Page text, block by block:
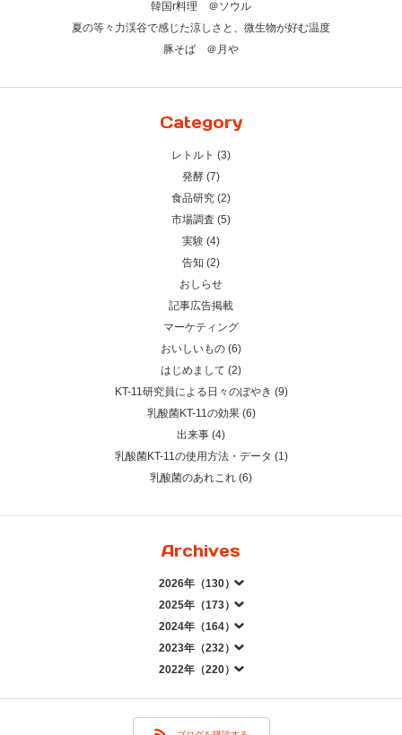
韓国r料理 ＠ソウル
夏の等々力渓谷で感じた涼しさと、微生物が好む温度
豚そば ＠月や
Category
レトルト (3)
発酵 (7)
食品研究 (2)
市場調査 (5)
実験 (4)
告知 (2)
おしらせ
記事広告掲載
マーケティング
おいしいもの (6)
はじめまして (2)
KT-11研究員による日々のぼやき (9)
乳酸菌KT-11の効果 (6)
出来事 (4)
乳酸菌KT-11の使用方法・データ (1)
乳酸菌のあれこれ (6)
Archives
2026年（130）
2025年（173）
2024年（164）
2023年（232）
2022年（220）